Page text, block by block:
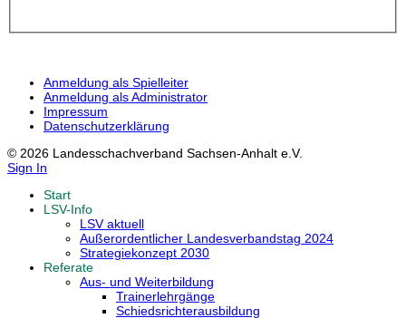
Anmeldung als Spielleiter
Anmeldung als Administrator
Impressum
Datenschutzerklärung
© 2026 Landesschachverband Sachsen-Anhalt e.V.
Sign In
Start
LSV-Info
LSV aktuell
Außerordentlicher Landesverbandstag 2024
Strategiekonzept 2030
Referate
Aus- und Weiterbildung
Trainerlehrgänge
Schiedsrichterausbildung